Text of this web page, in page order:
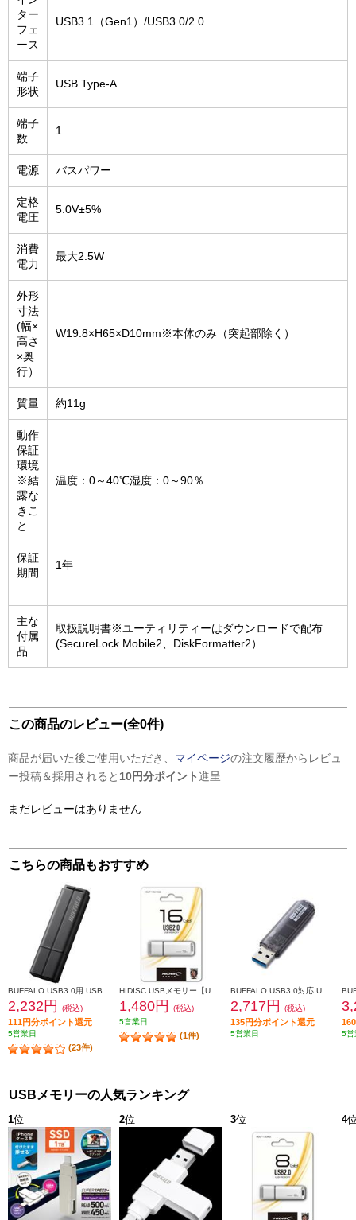
ター
フェ
ース
USB3.1（Gen1）/USB3.0/2.0
端子
形状
USB Type-A
端子
数
1
電源 バスパワー
定格
電圧
5.0V±5%
消費
電力
最大2.5W
外形
寸法
(幅×
高さ
×奥
行）
W19.8×H65×D10mm※本体のみ（突起部除く）
質量 約11g
動作
保証
環境
※結
露な
きこ
と
温度：0～40℃湿度：0～90％
保証
期間
1年
主な
付属
品
取扱説明書※ユーティリティーはダウンロードで配布
(SecureLock Mobile2、DiskFormatter2）
この商品のレビュー(全0件)
商品が届いた後ご使用いただき、 マイページの注文履歴からレビュ
ー投稿＆採用されると 10円分ポイント進呈
まだレビューはありません
こちらの商品もおすすめ
2,232円 (税込)
111円分ポイント還元
5営業日
(23件)
1,480円
(税込)
5営業日
(1件)
2,717円 (税込)
135円分ポイント還元
5営業日 5営
USBメモリーの人気ランキング
1位 2位 3位 4